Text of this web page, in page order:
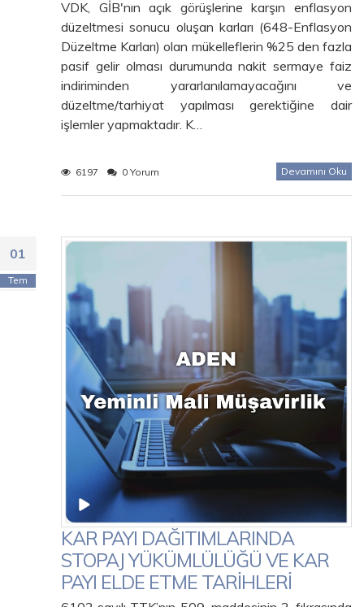
VDK, GİB'nın açık görüşlerine karşın enflasyon
düzeltmesi sonucu oluşan karları (648-Enflasyon
Düzeltme Karları) olan mükelleflerin %25 den fazla
pasif gelir olması durumunda nakit sermaye faiz
indiriminden yararlanılamayacağını ve
düzeltme/tarhiyat yapılması gerektiğine dair
işlemler yapmaktadır. K…
6197 0 Yorum Devamını Oku
01
Tem
KAR PAYI DAĞITIMLARINDA
STOPAJ YÜKÜMLÜLÜĞÜ VE KAR
PAYI ELDE ETME TARİHLERİ